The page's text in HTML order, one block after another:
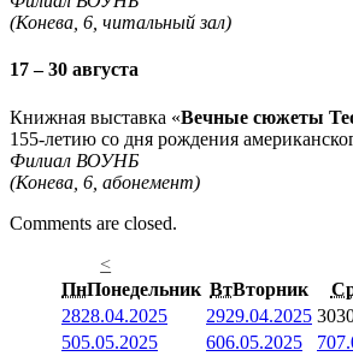
(Конева, 6, читальный зал)
17 – 30 августа
Книжная выставка «Вечные сюжеты
155-летию со дня рождения
Филиал ВОУНБ
(Конева, 6, абонемент)
Comments are closed.
<
ПнПонедельник ВтВторник
2828.04.2025 2929.04.2025 30
505.05.2025 606.05.2025 7